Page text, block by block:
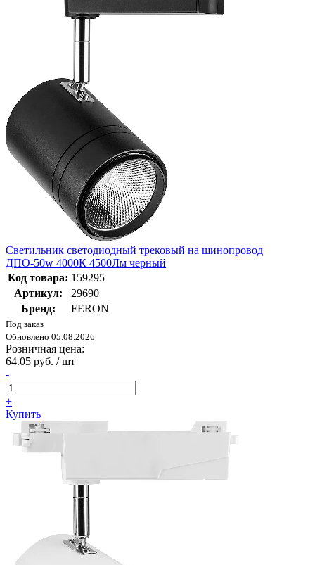
Светильник светодиодный трековый на шинопровод
ДПО-50w 4000К 4500Лм черный
Код товара: 159295
Артикул:
29690
Бренд:
FERON
Под заказ
Обновлено 05.08.2026
Розничная цена:
64.05 руб. / шт
-
+
Купить